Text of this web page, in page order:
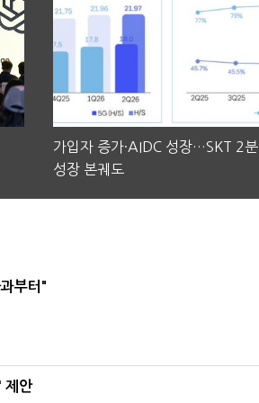
가입자 증가·AIDC 성장…SKT 2
성장 본궤도
부터"
제안